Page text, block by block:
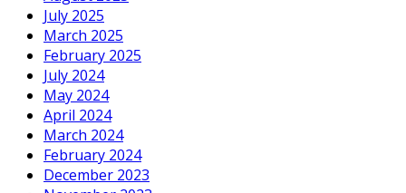
July 2025
March 2025
February 2025
July 2024
May 2024
April 2024
March 2024
February 2024
December 2023